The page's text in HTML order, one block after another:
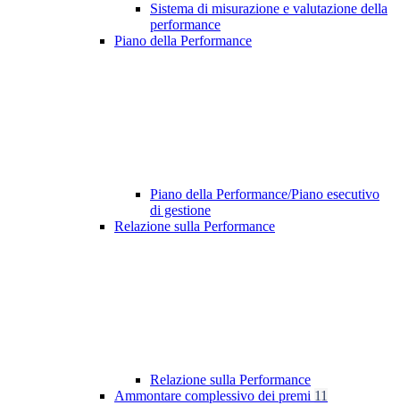
Sistema di misurazione e valutazione della
performance
Piano della Performance
Piano della Performance/Piano esecutivo
di gestione
Relazione sulla Performance
Relazione sulla Performance
Ammontare complessivo dei premi 11